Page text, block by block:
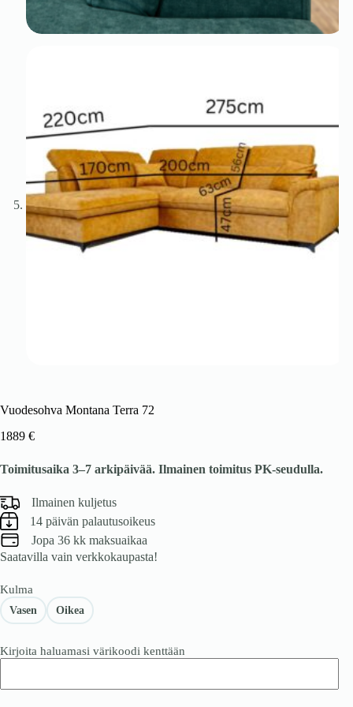
Vuodesohva Montana Terra 72
1889 €
Toimitusaika 3–7 arkipäivää. Ilmainen toimitus PK-seudulla.
Ilmainen kuljetus
14 päivän palautusoikeus
Jopa 36 kk maksuaikaa
Saatavilla vain verkkokaupasta!
Kulma
Vasen Oikea
Kirjoita haluamasi värikoodi kenttään